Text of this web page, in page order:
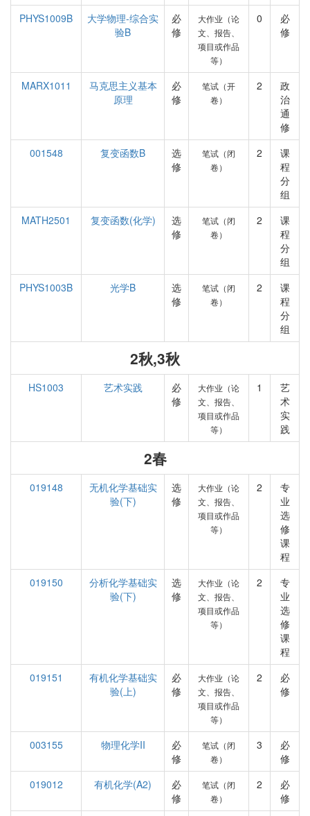
PHYS1009B
大学物理-综合实
验B
必
修
大作业（论
文、报告、
项目或作品
等）
0
必
修
MARX1011
马克思主义基本
原理
必
修
笔试（开
卷）
2
政
治
通
修
001548
复变函数B
选
修
笔试（闭
卷）
2
课
程
分
组
MATH2501
复变函数(化学)
选
修
笔试（闭
卷）
2
课
程
分
组
PHYS1003B
光学B
选
修
笔试（闭
卷）
2
课
程
分
组
2秋,3秋
HS1003 艺术实践
必
修
大作业（论
文、报告、
项目或作品
等）
1
艺
术
实
践
2春
019148
无机化学基础实
验(下)
选
修
大作业（论
文、报告、
项目或作品
等）
2
专
业
选
修
课
程
019150
分析化学基础实
验(下)
选
修
大作业（论
文、报告、
项目或作品
等）
2
专
业
选
修
课
程
019151
有机化学基础实
验(上)
必
修
大作业（论
文、报告、
项目或作品
等）
2
必
修
003155 物理化学II
必
修
笔试（闭
卷）
3
必
修
019012
有机化学(A2)
必
修
笔试（闭
卷）
2
必
修